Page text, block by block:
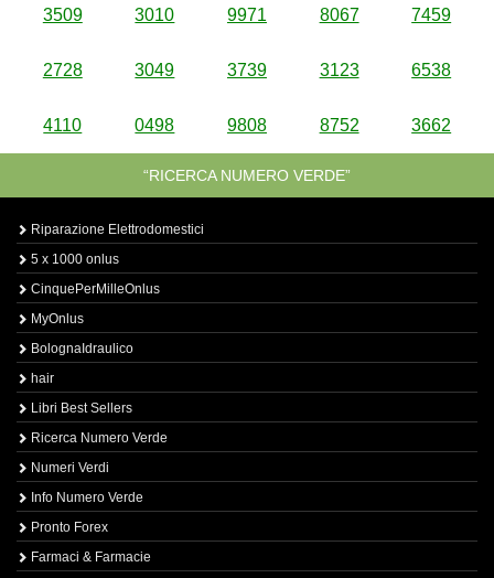
3509 3010 9971 8067 7459
2728 3049 3739 3123 6538
4110 0498 9808 8752 3662
“RICERCA NUMERO VERDE”
Riparazione Elettrodomestici
5 x 1000 onlus
CinquePerMilleOnlus
MyOnlus
BolognaIdraulico
hair
Libri Best Sellers
Ricerca Numero Verde
Numeri Verdi
Info Numero Verde
Pronto Forex
Farmaci & Farmacie